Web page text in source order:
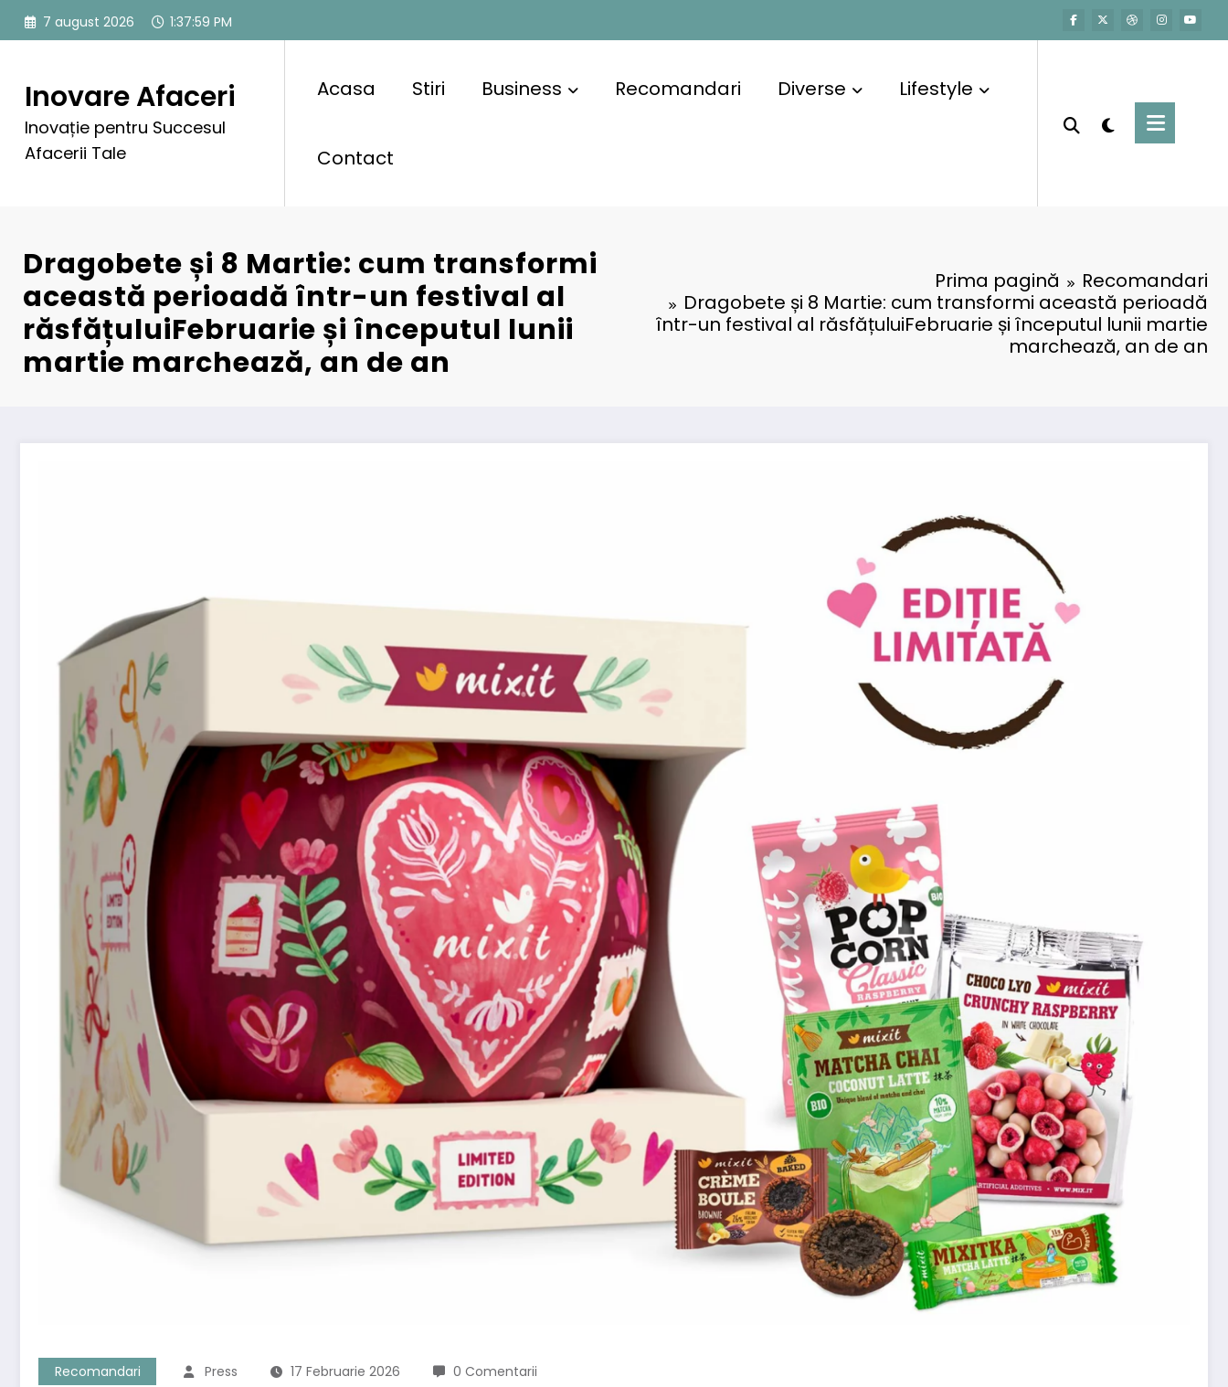
7 august 2026 1:38:00 PM
Inovare Afaceri
Inovație pentru Succesul
Afacerii Tale
Acasa Stiri Business Recomandari Diverse Lifestyle
Contact
Dragobete și 8 Martie: cum transformi
această perioadă într-un festival al
răsfățuluiFebruarie și începutul lunii
martie marchează, an de an
Prima pagină
Recomandari
Dragobete și 8 Martie: cum transformi această perioadă
într-un festival al răsfățuluiFebruarie și începutul lunii martie
marchează, an de an
Recomandari Press 17 Februarie 2026 0 Comentarii